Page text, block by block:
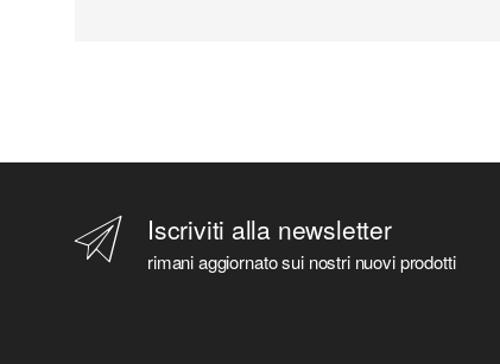
Iscriviti alla newsletter
rimani aggiornato sui nostri nuovi prodotti